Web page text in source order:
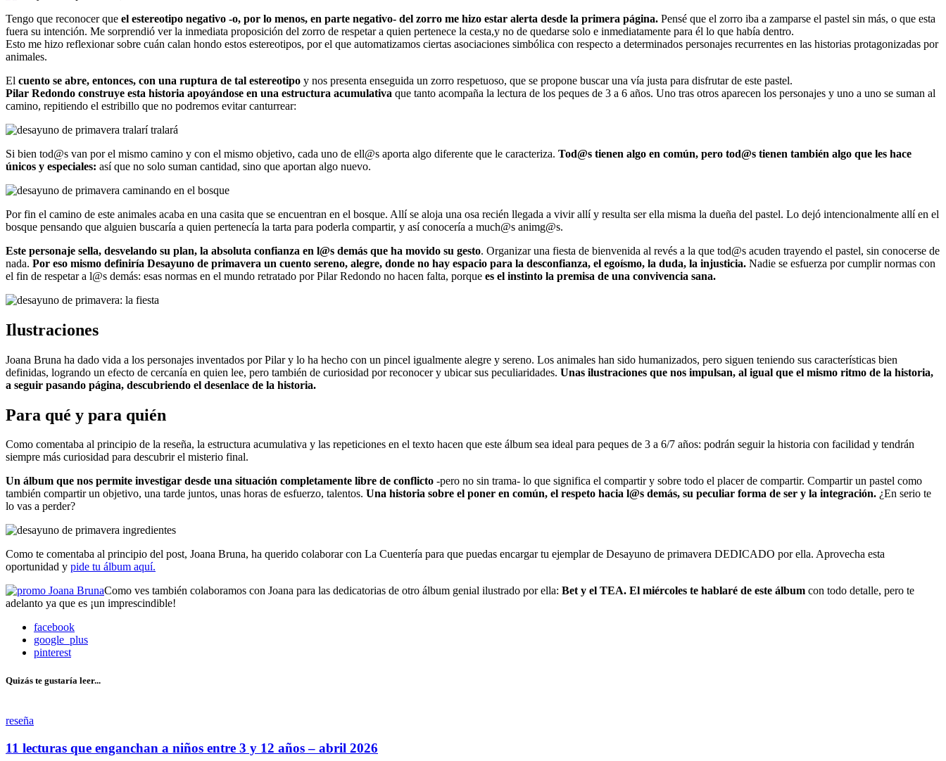
Tengo que reconocer que el estereotipo negativo -o, por lo menos, en parte negativo- del zorro me hizo estar alerta desde la primera página. Pensé que el zorro iba a zamparse el pastel sin más, o que esta
fuera su intención. Me sorprendió ver la inmediata proposición del zorro de respetar a quien pertenece la cesta,y no de quedarse solo e inmediatamente para él lo que había dentro.
Esto me hizo reflexionar sobre cuán calan hondo estos estereotipos, por el que automatizamos ciertas asociaciones simbólica con respecto a determinados personajes recurrentes en las historias protagonizadas por
animales.
El cuento se abre, entonces, con una ruptura de tal estereotipo y nos presenta enseguida un zorro respetuoso, que se propone buscar una vía justa para disfrutar de este pastel.
Pilar Redondo construye esta historia apoyándose en una estructura acumulativa que tanto acompaña la lectura de los peques de 3 a 6 años. Uno tras otros aparecen los personajes y uno a uno se suman al
camino, repitiendo el estribillo que no podremos evitar canturrear:
Si bien tod@s van por el mismo camino y con el mismo objetivo, cada uno de ell@s aporta algo diferente que le caracteriza. Tod@s tienen algo en común, pero tod@s tienen también algo que les hace
únicos y especiales: así que no solo suman cantidad, sino que aportan algo nuevo.
Por fin el camino de este animales acaba en una casita que se encuentran en el bosque. Allí se aloja una osa recién llegada a vivir allí y resulta ser ella misma la dueña del pastel. Lo dejó intencionalmente allí en el
bosque pensando que alguien buscaría a quien pertenecía la tarta para poderla compartir, y así conocería a much@s animg@s.
Este personaje sella, desvelando su plan, la absoluta confianza en l@s demás que ha movido su gesto. Organizar una fiesta de bienvenida al revés a la que tod@s acuden trayendo el pastel, sin conocerse de
nada. Por eso mismo definiría Desayuno de primavera un cuento sereno, alegre, donde no hay espacio para la desconfianza, el egoísmo, la duda, la injusticia. Nadie se esfuerza por cumplir normas con
el fin de respetar a l@s demás: esas normas en el mundo retratado por Pilar Redondo no hacen falta, porque es el instinto la premisa de una convivencia sana.
Ilustraciones
Joana Bruna ha dado vida a los personajes inventados por Pilar y lo ha hecho con un pincel igualmente alegre y sereno. Los animales han sido humanizados, pero siguen teniendo sus características bien
definidas, logrando un efecto de cercanía en quien lee, pero también de curiosidad por reconocer y ubicar sus peculiaridades. Unas ilustraciones que nos impulsan, al igual que el mismo ritmo de la historia,
a seguir pasando página, descubriendo el desenlace de la historia.
Para qué y para quién
Como comentaba al principio de la reseña, la estructura acumulativa y las repeticiones en el texto hacen que este álbum sea ideal para peques de 3 a 6/7 años: podrán seguir la historia con facilidad y tendrán
siempre más curiosidad para descubrir el misterio final.
Un álbum que nos permite investigar desde una situación completamente libre de conflicto -pero no sin trama- lo que significa el compartir y sobre todo el placer de compartir. Compartir un pastel como
también compartir un objetivo, una tarde juntos, unas horas de esfuerzo, talentos. Una historia sobre el poner en común, el respeto hacia l@s demás, su peculiar forma de ser y la integración. ¿En serio te
lo vas a perder?
Como te comentaba al principio del post, Joana Bruna, ha querido colaborar con La Cuentería para que puedas encargar tu ejemplar de Desayuno de primavera DEDICADO por ella. Aprovecha esta
oportunidad y pide tu álbum aquí.
Como ves también colaboramos con Joana para las dedicatorias de otro álbum genial ilustrado por ella: Bet y el TEA. El miércoles te hablaré de este álbum con todo detalle, pero te
adelanto ya que es ¡un imprescindible!
facebook
google_plus
pinterest
Quizás te gustaría leer...
reseña
11 lecturas que enganchan a niños entre 3 y 12 años – abril 2026